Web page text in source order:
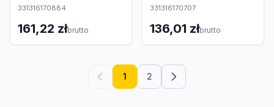
331316170884
161,22 złbrutto
331316170707
136,01 złbrutto
1 2